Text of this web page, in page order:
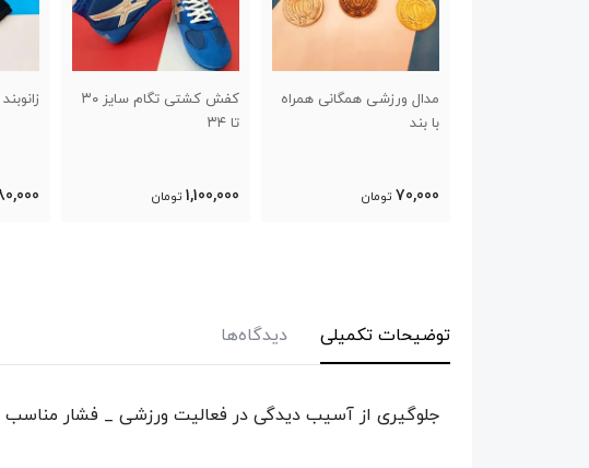
1,100,000
زانوبند اسکات lp
480,000
توضیحات تکمیلی دیدگاه‌ها
جلوگیری از آسیب دیدگی در فعالیت ورزشی _ فشار مناسب